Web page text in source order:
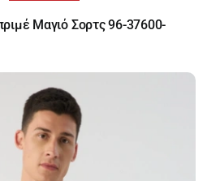
Μαγιό Σορτς 96-37600-